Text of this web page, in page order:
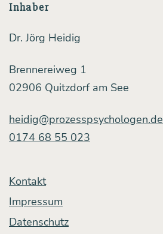
Inhaber
Dr. Jörg Heidig
Brennereiweg 1
02906 Quitzdorf am See
heidig@prozesspsychologen.de
0174 68 55 023
Kontakt
Impressum
Datenschutz